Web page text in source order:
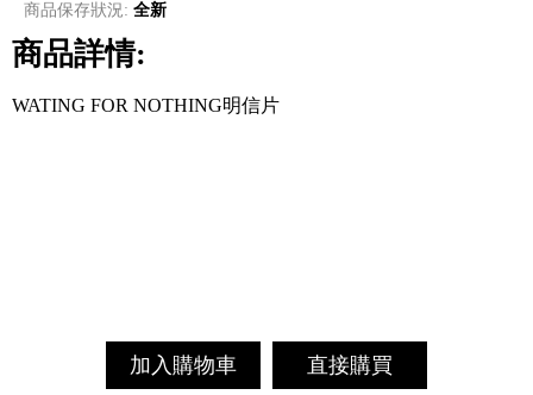
商品保存狀況: 全新
商品詳情:
WATING FOR NOTHING明信片
加入購物車 直接購買